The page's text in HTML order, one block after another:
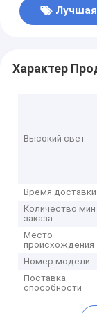
Характер
Высокий свет
Время доставки
Количество мин
заказа
Место
происхождения
Номер модели
Поставка
способности